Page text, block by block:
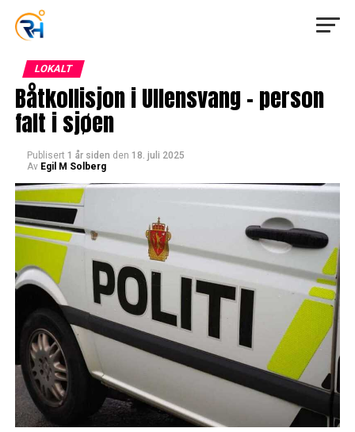
LOKALT
Båtkollisjon i Ullensvang – person
falt i sjøen
Publisert 1 år siden den 18. juli 2025
Av Egil M Solberg